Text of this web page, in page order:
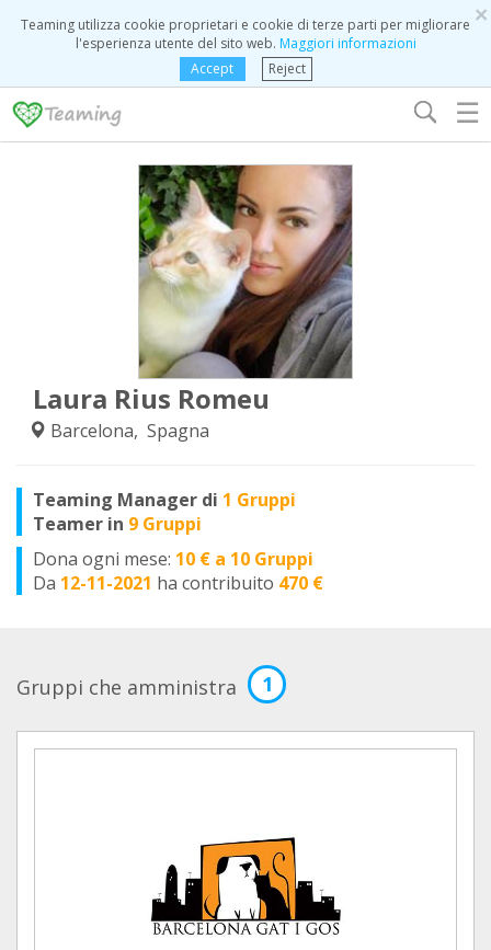
×
Teaming utilizza cookie proprietari e cookie di terze parti per migliorare
l'esperienza utente del sito web. Maggiori informazioni
Accept
Reject
☰
Laura Rius Romeu
Barcelona, Spagna
Teaming Manager di 1 Gruppi
Teamer in 9 Gruppi
Dona ogni mese: 10 € a 10 Gruppi
Da 12-11-2021 ha contribuito 470 €
Gruppi che amministra 1